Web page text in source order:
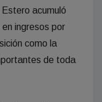
acumuló
ingresos por
como la
de toda